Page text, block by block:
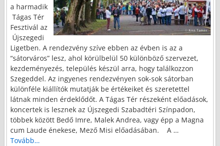
a harmadik
Tágas Tér
Fesztivál az
Újszegedi
Ligetben. A rendezvény szíve ebben az évben is az a
“sátorváros” lesz, ahol körülbelül 50 különböző szervezet,
kezdeményezés, település készül arra, hogy találkozzon
Szegeddel. Az ingyenes rendezvényen sok-sok sátorban
különféle kiállítók mutatják be értékeiket és szeretettel
látnak minden érdeklődőt. A Tágas Tér részeként előadások,
koncertek is lesznek az Újszegedi Szabadtéri Színpadon,
többek között Bedő Imre, Malek Andrea, vagy épp a Magna
cum Laude énekese, Mező Misi előadásában. A …
Tovább…